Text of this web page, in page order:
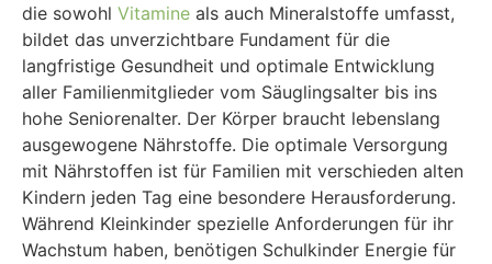
die sowohl Vitamine als auch Mineralstoffe umfasst,
bildet das unverzichtbare Fundament für die
langfristige Gesundheit und optimale Entwicklung
aller Familienmitglieder vom Säuglingsalter bis ins
hohe Seniorenalter. Der Körper braucht lebenslang
ausgewogene Nährstoffe. Die optimale Versorgung
mit Nährstoffen ist für Familien mit verschieden alten
Kindern jeden Tag eine besondere Herausforderung.
Während Kleinkinder spezielle Anforderungen für ihr
Wachstum haben, benötigen Schulkinder Energie für